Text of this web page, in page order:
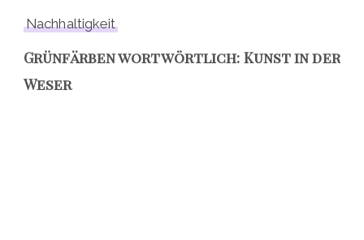
Nachhaltigkeit
Grünfärben wortwörtlich: Kunst in der
Weser